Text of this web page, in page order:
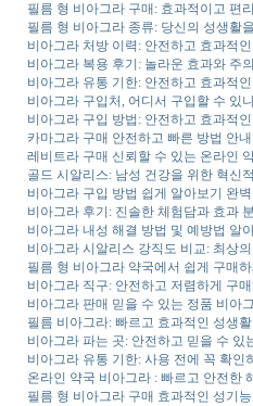
필름 형 비아그라 구매: 효과적이고 편
필름 형 비아그라 종류: 당신의 성생활
비아그라 처방 이력: 안전하고 효과적
비아그라 복용 후기: 놀라운 효과와 주
비아그라 유통 기한: 안전하고 효과적
비아그라 구입처, 어디서 구입할 수 있
비아그라 구입 방법: 안전하고 효과적
카마그라 구매 안전하고 빠른 방법 안내
레비트라 구매 신뢰할 수 있는 온라인
골드 시알리스: 남성 건강을 위한 혁신
비아그라 구입 방법 쉽게 알아보기 완
비아그라 후기: 진솔한 체험담과 효과
비아그라 내성 해결 방법 및 예방법 알
비아그라 시알리스 강직도 비교: 최상
필름 형 비아그라 약국에서 쉽게 구매
비아그라 직구: 안전하고 저렴하게 구
비아그라 판매 믿을 수 있는 정품 비아
필름 비아그라: 빠르고 효과적인 성생
비아그라 파는 곳: 안전하고 믿을 수 있
비아그라 유통 기한: 사용 전에 꼭 확인
온라인 약국 비아그라 : 빠르고 안전한
필름 형 비아그라 구매 효과적인 성기